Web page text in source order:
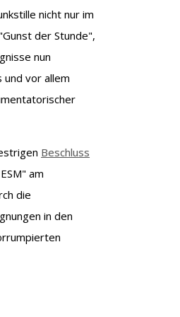
nicht nur im
der Stunde",
nun
vor allem
Beschluss
am
die
in den